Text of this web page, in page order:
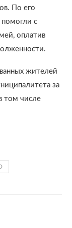
По его
помогли с
оплатив
жителей
за
том числе